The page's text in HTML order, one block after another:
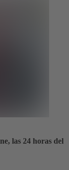
las 24 horas del